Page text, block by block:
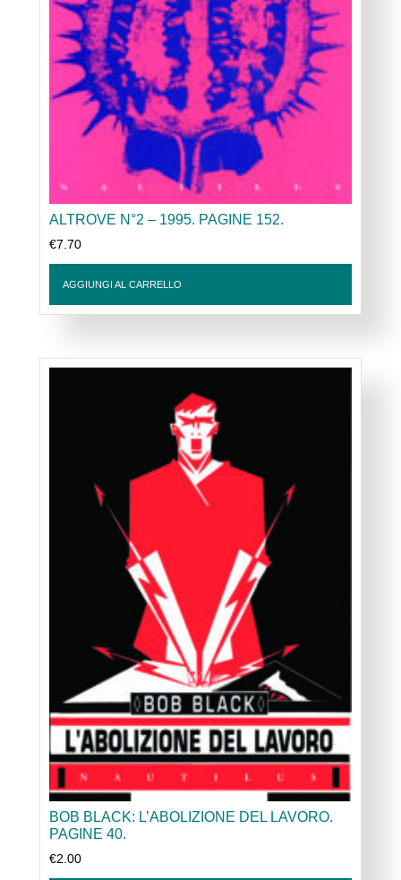
ALTROVE N°2 – 1995. PAGINE 152.
€7.70
AGGIUNGI AL CARRELLO
BOB BLACK: L’ABOLIZIONE DEL LAVORO.
PAGINE 40.
€2.00